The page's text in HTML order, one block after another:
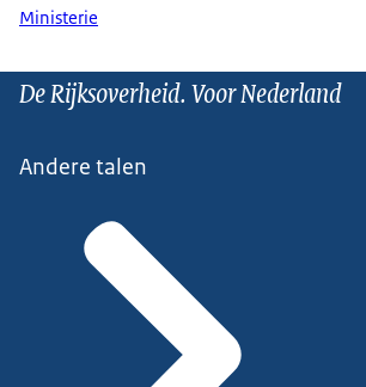
Ministerie
De Rijksoverheid. Voor Nederland
Andere talen